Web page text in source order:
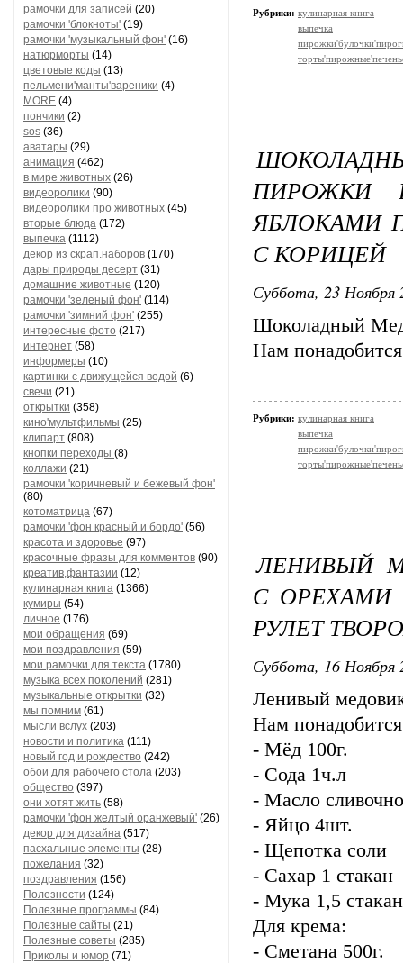
рамочки для записей (20)
рамочки 'блокноты' (19)
рамочки 'музыкальный фон' (16)
натюрморты (14)
цветовые коды (13)
пельмени'манты'вареники (4)
MORE (4)
пончики (2)
sos (36)
аватары (29)
анимация (462)
в мире животных (26)
видеоролики (90)
видеоролики про животных (45)
вторые блюда (172)
выпечка (1112)
декор из скрап.наборов (170)
дары природы десерт (31)
домашние животные (120)
рамочки 'зеленый фон' (114)
рамочки 'зимний фон' (255)
интересные фото (217)
интернет (58)
информеры (10)
картинки с движущейся водой (6)
свечи (21)
открытки (358)
кино'мультфильмы (25)
клипарт (808)
кнопки переходы (8)
коллажи (21)
рамочки 'коричневый и бежевый фон'
(80)
котоматрица (67)
рамочки 'фон красный и бордо' (56)
красота и здоровье (97)
красочные фразы для комментов (90)
креатив,фантазии (12)
кулинарная книга (1366)
кумиры (54)
личное (176)
мои обращения (69)
мои поздравления (59)
мои рамочки для текста (1780)
музыка всех поколений (281)
музыкальные открытки (32)
мы помним (61)
мысли вслух (203)
новости и политика (111)
новый год и рождество (242)
обои для рабочего стола (203)
общество (397)
они хотят жить (58)
рамочки 'фон желтый оранжевый' (26)
декор для дизайна (517)
пасхальные элементы (28)
пожелания (32)
поздравления (156)
Полезности (124)
Полезные программы (84)
Полезные сайты (21)
Полезные советы (285)
Приколы и юмор (71)
Рубрики: кулинарная книга
выпечка
ПИРОЖКИ
ЯБЛОКАМИ
С КОРИЦЕЙ
Суббота, 23 Ноября
Шоколадный
Нам
Рубрики: кулинарная книга
выпечка
ЛЕНИВЫЙ
С
РУЛЕТ
Суббота, 16 Ноября
Ленивый
Нам
- Мёд 100г.
- Сода 1ч.л
- Масло
- Яйцо 4шт.
- Щепотка соли
- Сахар 1 стакан
- Мука 1,5
Для крема:
- Сметана 500г.